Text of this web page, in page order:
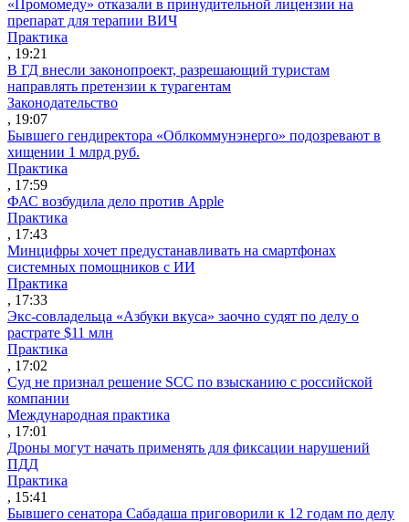
«Промомеду» отказали в принудительной лицензии на
препарат для терапии ВИЧ
Практика
, 19:21
В ГД внесли законопроект, разрешающий туристам
направлять претензии к турагентам
Законодательство
, 19:07
Бывшего гендиректора «Облкоммунэнерго» подозревают в
хищении 1 млрд руб.
Практика
, 17:59
ФАС возбудила дело против Apple
Практика
, 17:43
Минцифры хочет предустанавливать на смартфонах
системных помощников с ИИ
Практика
, 17:33
Экс-совладельца «Азбуки вкуса» заочно судят по делу о
растрате $11 млн
Практика
, 17:02
Суд не признал решение SCC по взысканию с российской
компании
Международная практика
, 17:01
Дроны могут начать применять для фиксации нарушений
ПДД
Практика
, 15:41
Бывшего сенатора Сабадаша приговорили к 12 годам по делу